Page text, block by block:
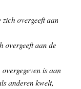
overgeeft aan
overgeeft aan de
is aan
anderen kwelt,